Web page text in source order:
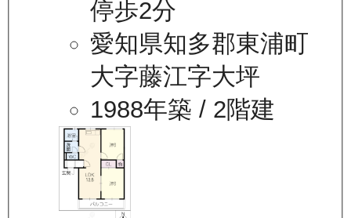
停歩2分
愛知県知多郡東浦町
大字藤江字大坪
1988年築 / 2階建